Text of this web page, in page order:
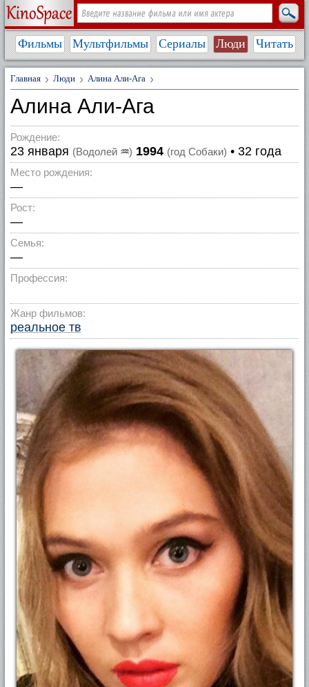
Фильмы Мультфильмы Сериалы Люди Читать
Главная Люди Алина Али-Ага
Алина Али-Ага
Рождение:
23 января (Водолей ♒) 1994 (год Собаки) • 32 года
Место рождения:
—
Рост:
—
Семья:
—
Профессия:
Жанр фильмов:
реальное тв